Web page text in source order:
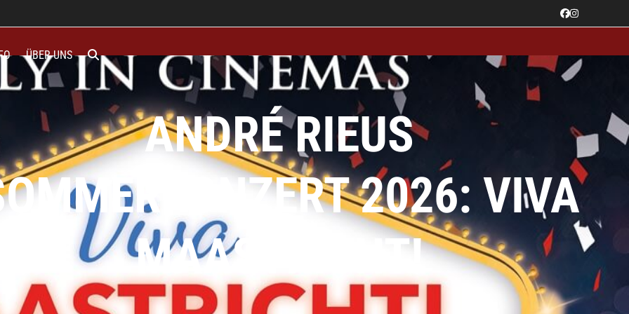
Facebook
Instagram
ÜBER UNS
ANDRÉ RIEUS
2026: VIVA
MAASTRICHT!